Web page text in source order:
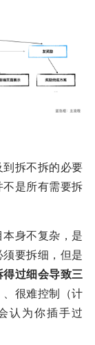
拆不拆的必要
是所有需要拆
身不复杂，是
要拆细，但是
得过细会导致三
、很难控制（计
认为你插手过